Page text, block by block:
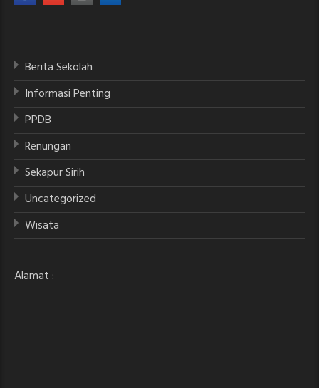
Berita Sekolah
Informasi Penting
PPDB
Renungan
Sekapur Sirih
Uncategorized
Wisata
Alamat :